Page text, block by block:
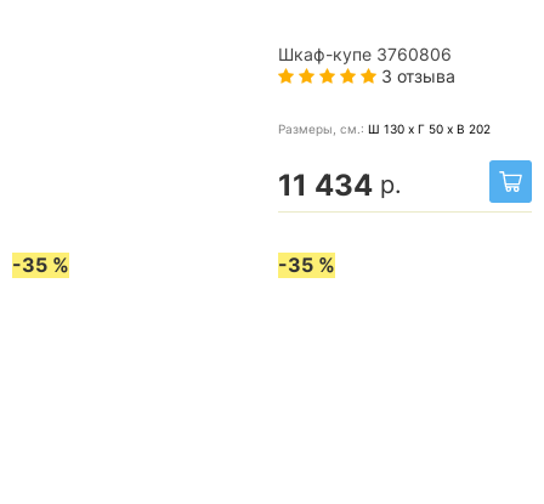
Шкаф-купе 3760806
3 отзыва
Размеры, cм.: Ш 130 x Г 50 x В 202
11 434 р.
-35 % -35 %